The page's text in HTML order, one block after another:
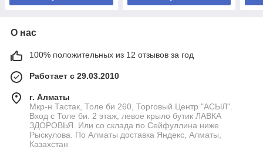
О нас
100% положительных из 12 отзывов за год
Работает с 29.03.2010
г. Алматы
Мкр-н Тастак, Толе би 260, Торговый Центр "АСЫЛ".
Вход с Толе би. 2 этаж, левое крыло бутик ЛАВКА
ЗДОРОВЬЯ. Или со склада по Сейфуллина ниже
Рыскулова. По Алматы доставка Яндекс, Алматы,
Казахстан